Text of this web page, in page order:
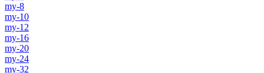
my-8
my-10
my-12
my-16
my-20
my-24
my-32